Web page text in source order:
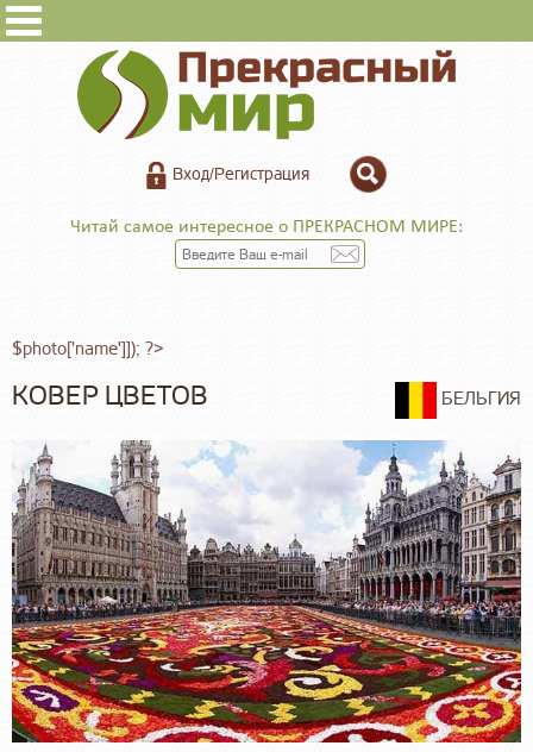
Вход/Регистрация
Читай самое интересное о ПРЕКРАСНОМ МИРЕ:
$photo['name']]); ?>
КОВЕР ЦВЕТОВ БЕЛЬГИЯ